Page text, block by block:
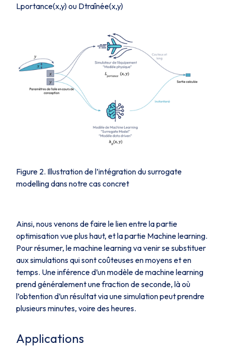
Lportance(x,y)ou Dtraînée(x,y)
Figure 2. Illustration de l’intégration du surrogate
modelling dans notre cas concret
Ainsi, nous venons de faire le lien entre la partie
optimisation vue plus haut, et la partie Machine learning.
Pour résumer, le machine learning va venir se substituer
aux simulations qui sont coûteuses en moyens et en
temps. Une inférence d’un modèle de machine learning
prend généralement une fraction de seconde, là où
l’obtention d’un résultat via une simulation peut prendre
plusieurs minutes, voire des heures.
Applications